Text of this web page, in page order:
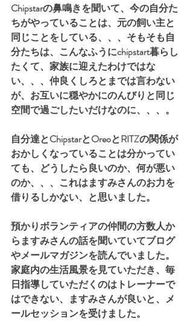
Chipstarの鼻鳴きを聞いて、今の自分た
ちがやっていることは、元の飼い主と
同じことをしている、、、そもそも自
分たちは、こんなふうにchipstart暮らし
たくて、家族に迎えたわけではな
い、、、仲良くしろとまでは言わない
が、お互いに穏やかにのんびりと同じ
空間で過ごしたいだけなのに、、、。
自分達とChipstarとOreoとRITZの関係が
おかしくなっていることは分かってい
ても、どうしたら良いのか、何が悪い
のか、、、これはますみさんのお力を
借りるしかない、と思いました。
預かりボランティアの仲間の方数人か
らますみさんの話を聞いていてブログ
やメールマガジンを読んでいました。
家庭内の生活風景を見ていただき、毎
日指導していただくのはトレーナーで
はできない、ますみさんが良いと、メ
ールセッションを受けました。